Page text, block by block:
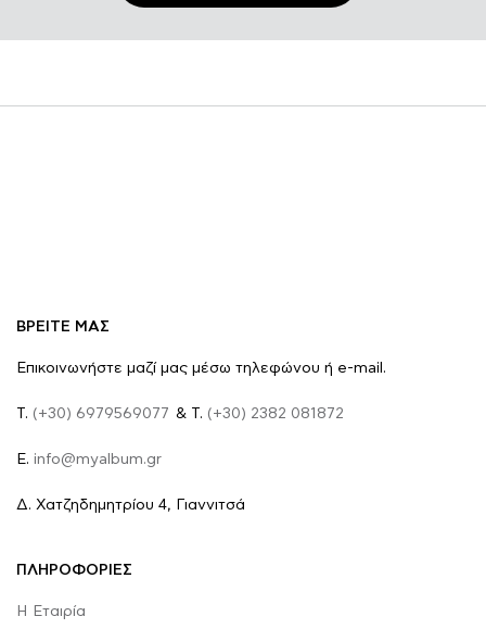
ΒΡΕΙΤΕ ΜΑΣ
Επικοινωνήστε μαζί μας μέσω τηλεφώνου ή e-mail.
Τ. (+30) 6979569077 & Τ. (+30) 2382 081872
E. info@myalbum.gr
Δ. Χατζηδημητρίου 4, Γιαννιτσά
ΠΛΗΡΟΦΟΡΙΕΣ
Η Εταιρία